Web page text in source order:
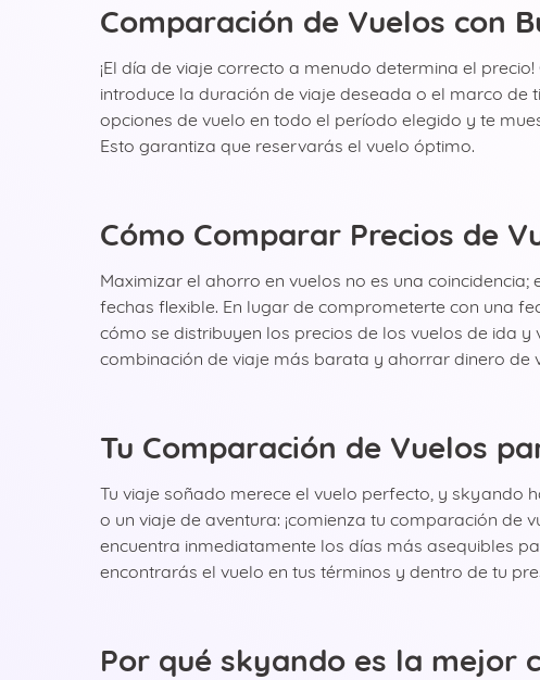
Comparación de Vuelos con
¡El día de viaje correcto a menudo determina el
introduce la duración de viaje deseada o el marco
opciones de vuelo en todo el período elegido y te
Esto garantiza que reservarás el vuelo óptimo.
Cómo Comparar Precios de
Maximizar el ahorro en vuelos no es una
fechas flexible. En lugar de comprometerte con una
cómo se distribuyen los precios de los vuelos de ida
combinación de viaje más barata y ahorrar dinero de
Tu Comparación de Vuelos
Tu viaje soñado merece el vuelo perfecto, y skyando
o un viaje de aventura: ¡comienza tu comparación
encuentra inmediatamente los días más asequibles
encontrarás el vuelo en tus términos y dentro de tu
Por qué skyando es la mejor